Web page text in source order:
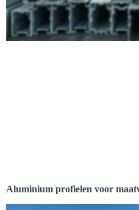
Aluminium profielen voor